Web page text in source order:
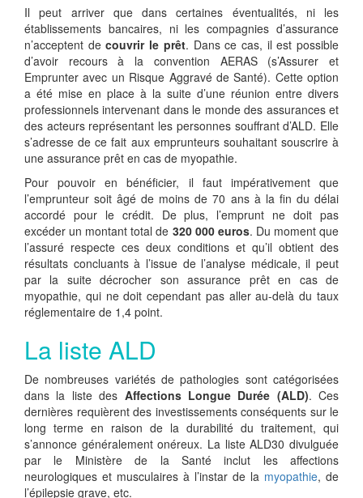
Il peut arriver que dans certaines éventualités, ni les
établissements bancaires, ni les compagnies d’assurance
n’acceptent decouvrir le prêt. Dans ce cas, il est possible
d’avoir recours à la convention AERAS (s’Assurer et
Emprunter avec un Risque Aggravé de Santé). Cette option
a été mise en place à la suite d’une réunion entre divers
professionnels intervenant dans le monde des assurances et
des acteurs représentant les personnes souffrant d’ALD. Elle
s’adresse de ce fait aux emprunteurs souhaitant souscrire à
une assurance prêt en cas de myopathie.
Pour pouvoir en bénéficier, il faut impérativement que
l’emprunteur soit âgé de moins de 70 ans à la fin du délai
accordé pour le crédit. De plus, l’emprunt ne doit pas
excéder un montant total de 320 000 euros. Du moment que
l’assuré respecte ces deux conditions et qu’il obtient des
résultats concluants à l’issue de l’analyse médicale, il peut
par la suite décrocher son assurance prêt en cas de
myopathie, qui ne doit cependant pas aller au-delà du taux
réglementaire de 1,4 point.
La liste ALD
De nombreuses variétés de pathologies sont catégorisées
dans la liste des Affections Longue Durée (ALD). Ces
dernières requièrent des investissements conséquents sur le
long terme en raison de la durabilité du traitement, qui
s’annonce généralement onéreux. La liste ALD30 divulguée
par le Ministère de la Santé inclut les affections
neurologiques et musculaires à l’instar de la myopathie, de
l’épilepsie grave, etc.